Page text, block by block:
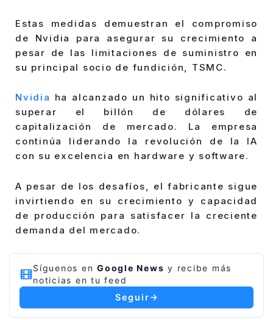
Estas medidas demuestran el compromiso
de Nvidia para asegurar su crecimiento a
pesar de las limitaciones de suministro en
su principal socio de fundición, TSMC.
Nvidia ha alcanzado un hito significativo al
superar el billón de dólares de
capitalización de mercado. La empresa
continúa liderando la revolución de la IA
con su excelencia en hardware y software.
A pesar de los desafíos, el fabricante sigue
invirtiendo en su crecimiento y capacidad
de producción para satisfacer la creciente
demanda del mercado.
Síguenos en Google News y recibe más
noticias en tu feed
Seguir